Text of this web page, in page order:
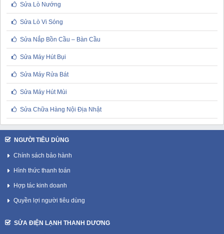
Sửa Lò Nướng
Sửa Lò Vi Sóng
Sửa Nắp Bồn Cầu – Bàn Cầu
Sửa Máy Hút Bụi
Sửa Máy Rửa Bát
Sửa Máy Hút Mùi
Sửa Chữa Hàng Nội Địa Nhật
NGƯỜI TIÊU DÙNG
Chính sách bảo hành
Hình thức thanh toán
Hợp tác kinh doanh
Quyền lợi người tiêu dùng
SỬA ĐIỆN LẠNH THANH DƯƠNG